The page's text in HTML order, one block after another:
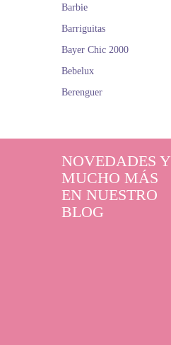
Barbie
Barriguitas
Bayer Chic 2000
Bebelux
Berenguer
NOVEDADES Y
MUCHO MÁS
EN NUESTRO
BLOG